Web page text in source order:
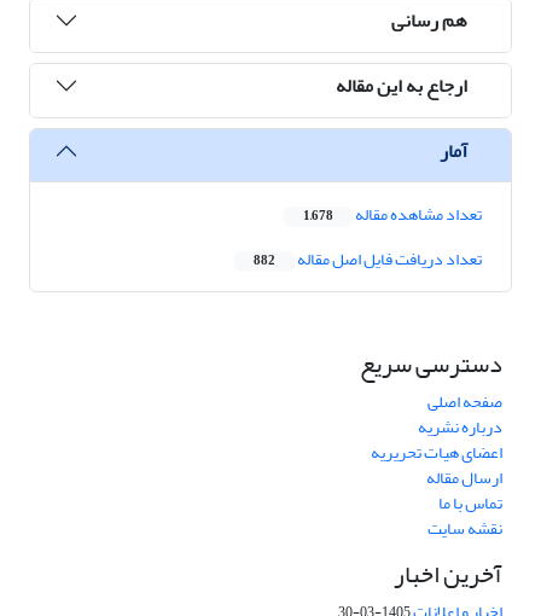
هم رسانی
ارجاع به این مقاله
آمار
تعداد مشاهده مقاله 1,678
تعداد دریافت فایل اصل مقاله 882
دسترسی سریع
صفحه اصلی
درباره نشریه
اعضای هیات تحریریه
ارسال مقاله
تماس با ما
نقشه سایت
آخرین اخبار